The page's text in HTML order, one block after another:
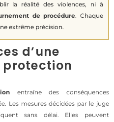
la réalité des violences, ni à
de procédure. Chaque
extrême précision.
d’une
protection
entraîne des conséquences
Les mesures décidées par le juge
sans délai. Elles peuvent